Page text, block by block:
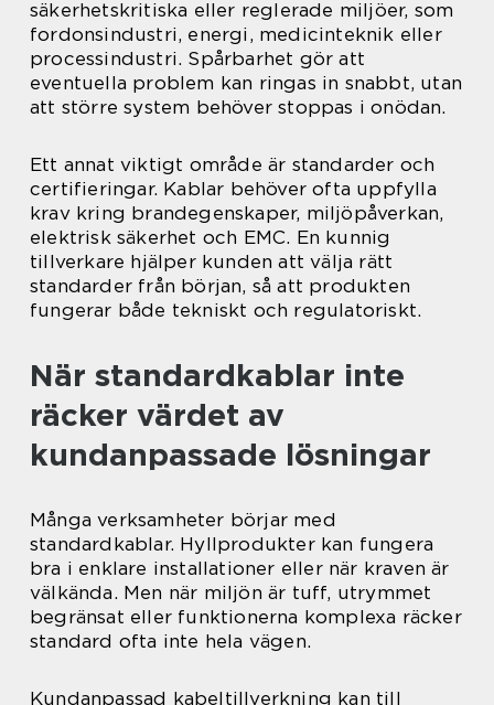
säkerhetskritiska eller reglerade miljöer, som
fordonsindustri, energi, medicinteknik eller
processindustri. Spårbarhet gör att
eventuella problem kan ringas in snabbt, utan
att större system behöver stoppas i onödan.
Ett annat viktigt område är standarder och
certifieringar. Kablar behöver ofta uppfylla
krav kring brandegenskaper, miljöpåverkan,
elektrisk säkerhet och EMC. En kunnig
tillverkare hjälper kunden att välja rätt
standarder från början, så att produkten
fungerar både tekniskt och regulatoriskt.
När standardkablar inte
räcker värdet av
kundanpassade lösningar
Många verksamheter börjar med
standardkablar. Hyllprodukter kan fungera
bra i enklare installationer eller när kraven är
välkända. Men när miljön är tuff, utrymmet
begränsat eller funktionerna komplexa räcker
standard ofta inte hela vägen.
Kundanpassad kabeltillverkning kan till